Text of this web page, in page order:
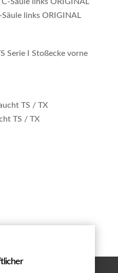
links ORIGINAL
Stoßecke vorne
TS / TX